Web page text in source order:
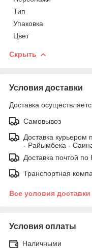
Тип
Упаковка
Цвет
Скрыть
Условия доставки
Доставка
Самовывоз
Доставка курьером
- Райымбека -
Доставка почтой по
Транспортная
Все условия доставки
Условия оплаты
Наличными